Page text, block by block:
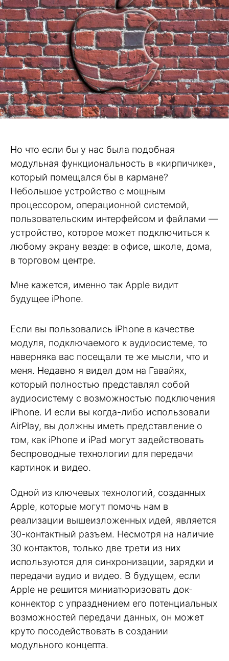
Но что если бы у нас была подобная
модульная функциональность в «кирпичике»,
который помещался бы в кармане?
Небольшое устройство с мощным
процессором, операционной системой,
пользовательским интерфейсом и файлами —
устройство, которое может подключиться к
любому экрану везде: в офисе, школе, дома,
в торговом центре.
Мне кажется, именно так Apple видит
будущее iPhone.
Если вы пользовались iPhone в качестве
модуля, подключаемого к аудиосистеме, то
наверняка вас посещали те же мысли, что и
меня. Недавно я видел дом на Гавайях,
который полностью представлял собой
аудиосистему с возможностью подключения
iPhone. И если вы когда-либо использовали
AirPlay, вы должны иметь представление о
том, как iPhone и iPad могут задействовать
беспроводные технологии для передачи
картинок и видео.
Одной из ключевых технологий, созданных
Apple, которые могут помочь нам в
реализации вышеизложенных идей, является
30-контактный разъем. Несмотря на наличие
30 контактов, только две трети из них
используются для синхронизации, зарядки и
передачи аудио и видео. В будущем, если
Apple не решится миниатюризовать док-
коннектор с упразднением его потенциальных
возможностей передачи данных, он может
круто посодействовать в создании
модульного концепта.